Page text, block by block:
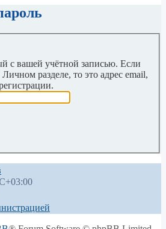
с вашей учётной записью. Если
разделе, то это адрес email,